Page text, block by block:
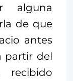
alguna
de que
antes
partir del